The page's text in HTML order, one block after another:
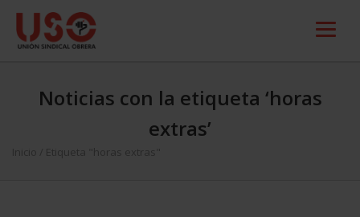
Noticias con la etiqueta ‘horas
extras’
Inicio Etiqueta "horas extras"